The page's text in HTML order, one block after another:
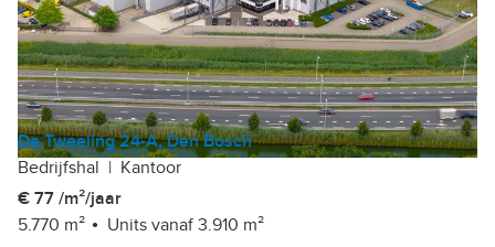
De Tweeling 24-A, Den Bosch
Bedrijfshal | Kantoor
€ 77 /m²/jaar
5.770 m²
Units vanaf 3.910 m²